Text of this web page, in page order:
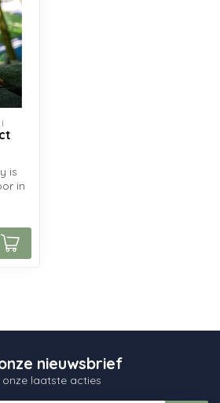
is
in
nieuwsbrief
laatste acties